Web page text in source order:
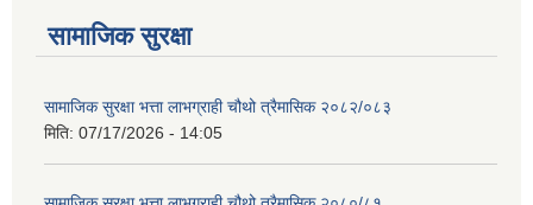
सामाजिक सुरक्षा
सामाजिक सुरक्षा भत्ता लाभग्राही चौथो त्रैमासिक २०८२/०८३
मिति: 07/17/2026 - 14:05